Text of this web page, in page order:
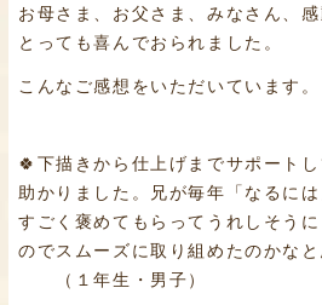
お母さま、お父さま、みなさん、
とっても喜んでおられました。
こんなご感想をいただいています。
🍀下描きから仕上げまでサポート
助かりました。兄が毎年「なるには
すごく褒めてもらってうれしそう
のでスムーズに取り組めたのかなと
（１年生・男子）